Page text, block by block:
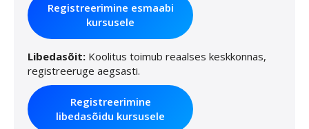
Registreerimine esmaabi
kursusele
Libedasõit: Koolitus toimub reaalses keskkonnas,
registreeruge aegsasti.
Registreerimine
libedasõidu kursusele